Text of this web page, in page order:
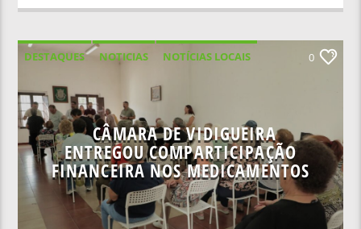
DESTAQUES NOTICIAS
NOTÍCIAS LOCAIS
NOTÍCIAS NACIONAIS
0
CÂMARA DE VIDIGUEIRA
ENTREGOU COMPARTICIPAÇÃO
FINANCEIRA NOS MEDICAMENTOS